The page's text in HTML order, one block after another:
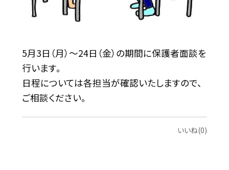
5月3日（月）〜24日（金）の期間に保護者面談を
行います。
日程については各担当が確認いたしますので、
ご相談ください。
いいね(0)